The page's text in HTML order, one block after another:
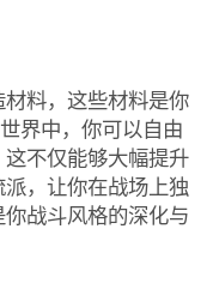
料，这些材料是你
界中，你可以自由
不仅能够大幅提升
，让你在战场上独
战斗风格的深化与